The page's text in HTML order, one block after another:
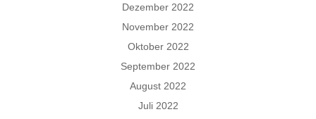
Dezember 2022
November 2022
Oktober 2022
September 2022
August 2022
Juli 2022